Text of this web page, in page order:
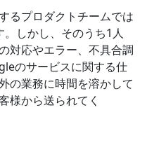
るプロダクトチームでは
しかし、そのうち1人
対応やエラー、不具合調
のサービスに関する仕
の業務に時間を溶かして
様から送られてく